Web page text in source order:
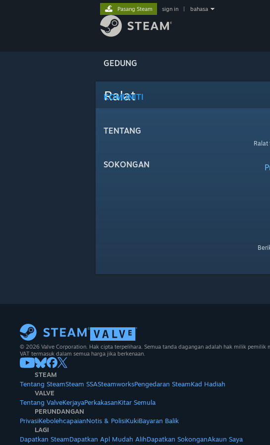
GEDUNG
KOMUNITI
TENTANG
SOKONGAN
Pasang Steam sign in bahasa
Ralat
Ralat
© 2026 Valve Corporation. Hak cipta terpelihara. Semua tanda dagangan adalah hak milik pemilik
VAT termasuk dalam semua harga jika berkenaan.
STEAM
Tentang SteamSteam SSASteamworksPengedaran SteamKad Hadiah
VALVE
Tentang ValveKerjayaPerkakasanKitar Semula
PERUNDANGAN
PrivasiKebolehcapaianNotis & PolisiKukiBayaran Balik
LAGI
Dapatkan SteamDapatkan Apl Mudah AlihDapatkan SokonganAkaun Saya